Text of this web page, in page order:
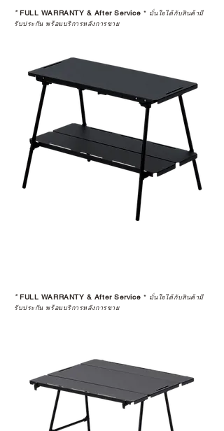
STUDIO และร้านตัวแทนจำหน่ายที่
ได้รับการแต่งตั้งอย่างเป็นทางการ จะ
มาตรฐานของแบรนด์ ไม่ว่าจะ
เป็นการให้คำแนะนำ การดูแลสินค้า
หรือการแก้ไขปัญหาที่อาจเกิดขึ้นใน
อนาคต
ก่อนตัดสินใจซื้อสินค้า เราอยาก
แนะนำให้คุณสอบถามทุกครั้งว่า ร้าน
ค้าที่คุณกำลังเลือกซื้อนั้น มีการรับ
ประกันสินค้าจากตัวแทนจำหน่าย
อย่างเป็นทางการหรือไม่ เพื่อให้คุณ
มั่นใจได้ว่าสินค้าที่ได้รับ จะได้รับการ
ในอุปกรณ์ที่คุณรัก มีคุณค่าอย่าง
ตัวแทนจำหน่ายที่ได้รับการแต่งตั้ง
เพื่อให้คุณได้รับทั้งสินค้า และ
ประสบการณ์ที่สมบูรณ์แบบในระยะ
*FULL WARRANTY & After Service * มั่นใจได้กับสินค้ามี
รับประกัน พร้อมบริการหลังการขาย
*FULL WARRANTY & After Service * มั่นใจได้กับสินค้ามี
รับประกัน พร้อมบริการหลังการขาย